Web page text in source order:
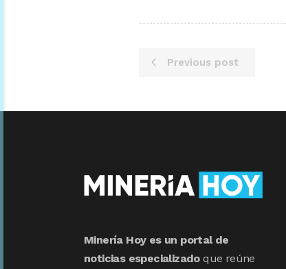
Previous post
Minería Hoy es un portal de
noticias especializadoque reúne